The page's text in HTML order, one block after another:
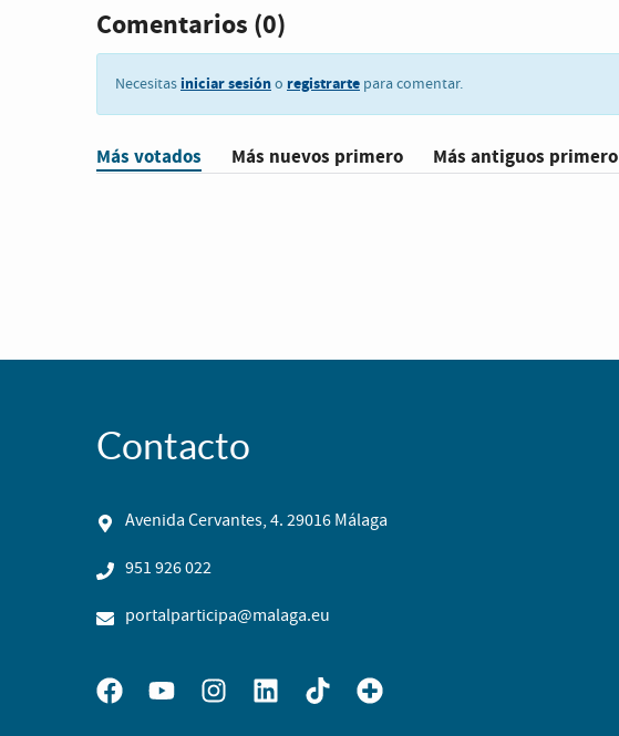
Comentarios (0)
Necesitas iniciar sesióno registrarte para comentar.
Más votados Más nuevos primero Más antiguos primero
Contacto
Avenida Cervantes, 4. 29016 Málaga
951 926 022
portalparticipa@malaga.eu